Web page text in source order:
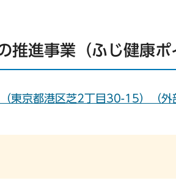
推進事業（ふじ健康ポ
東京都港区芝2丁目30-15）（外